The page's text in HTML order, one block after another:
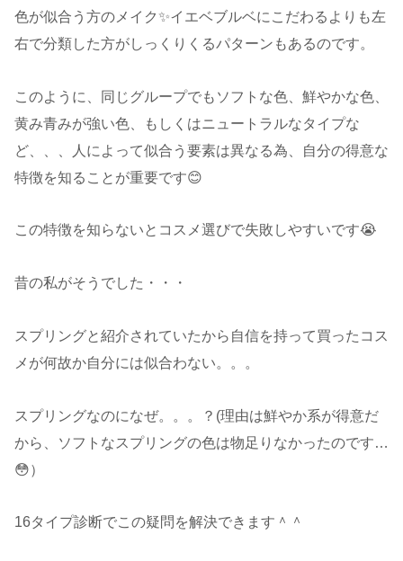
色が似合う方のメイク✨イエベブルベにこだわるよりも左
右で分類した方がしっくりくるパターンもあるのです。
このように、同じグループでもソフトな色、鮮やかな色、
黄み青みが強い色、もしくはニュートラルなタイプな
ど、、、人によって似合う要素は異なる為、自分の得意な
特徴を知ることが重要です😊
この特徴を知らないとコスメ選びで失敗しやすいです😭
昔の私がそうでした・・・
スプリングと紹介されていたから自信を持って買ったコス
メが何故か自分には似合わない。。。
スプリングなのになぜ。。。？(理由は鮮やか系が得意だ
から、ソフトなスプリングの色は物足りなかったのです…
😳）
16タイプ診断でこの疑問を解決できます＾＾